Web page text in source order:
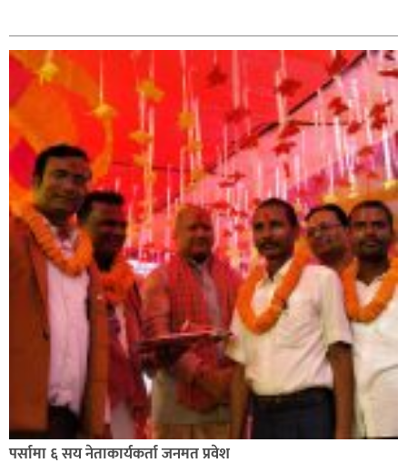
सिराहा-२ मा संजय यादव भिड्ने !
रक्तदान सेवामा जिल्लामै दोस्रो स्थान ल्याएकोमा जनमत नेताद्वय
रेडक्रस सिराहा द्वारा सम्मानित
पर्सामा ६ सय नेताकार्यकर्ता जनमत प्रवेश